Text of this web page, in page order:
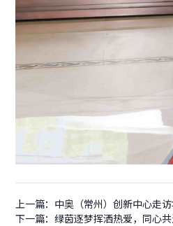
上一篇： 中奥（常州）创新中心走访
下一篇： 绿茵逐梦挥洒热爱，同心